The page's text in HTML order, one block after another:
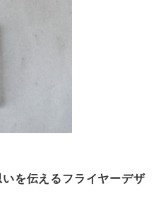
を伝えるフライヤーデザ